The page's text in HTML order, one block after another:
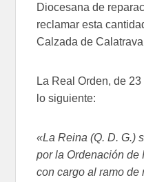
Diocesana de
reclamar esta
Calzada de
La Real Orden, de
lo siguiente:
«La Reina (Q. D. G.)
por la Ordenación de
con cargo al ramo de